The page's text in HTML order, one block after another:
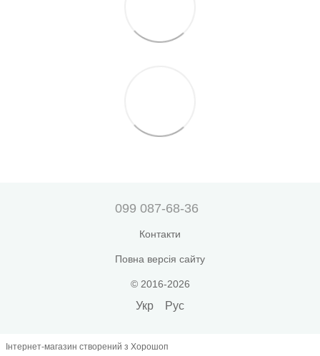
099 087-68-36
Контакти
Повна версія сайту
© 2016-2026
Укр Рус
Інтернет-магазин створений з Хорошоп